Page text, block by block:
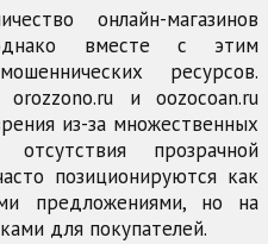
онлайн-магазинов
вместе с этим
ресурсов.
и oozocoan.ru
из-за множественных
прозрачной
позиционируются как
предложениями, но на
для покупателей.